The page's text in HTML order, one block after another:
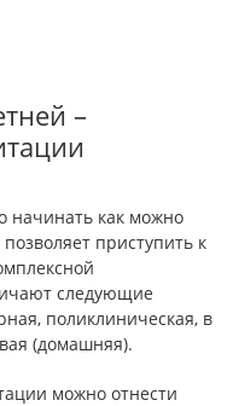
–
начинать как можно
приступить к
следующие
поликлиническая, в
(домашняя).
можно отнести